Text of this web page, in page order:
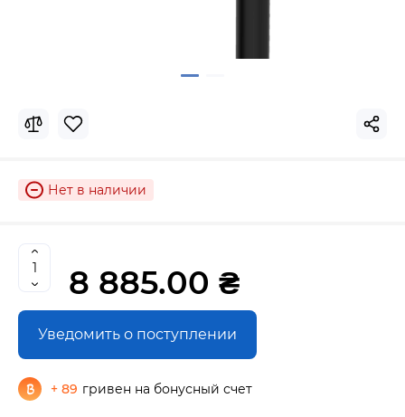
Нет в наличии
8 885.00 ₴
Уведомить о поступлении
+ 89 гривен на бонусный счет